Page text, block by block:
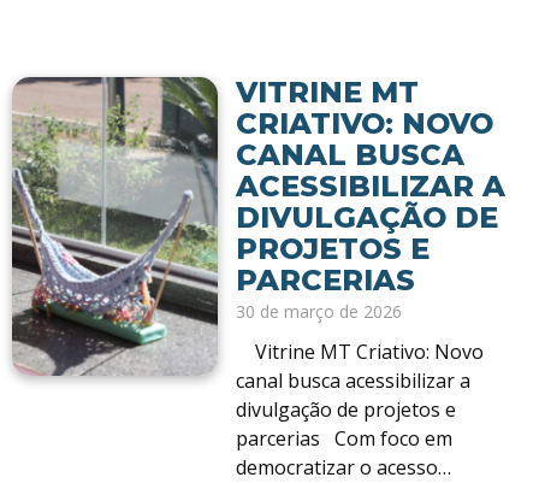
VITRINE MT
CRIATIVO: NOVO
CANAL BUSCA
ACESSIBILIZAR A
DIVULGAÇÃO DE
PROJETOS E
PARCERIAS
30 de março de 2026
Vitrine MT Criativo: Novo
canal busca acessibilizar a
divulgação de projetos e
parcerias Com foco em
democratizar o acesso…